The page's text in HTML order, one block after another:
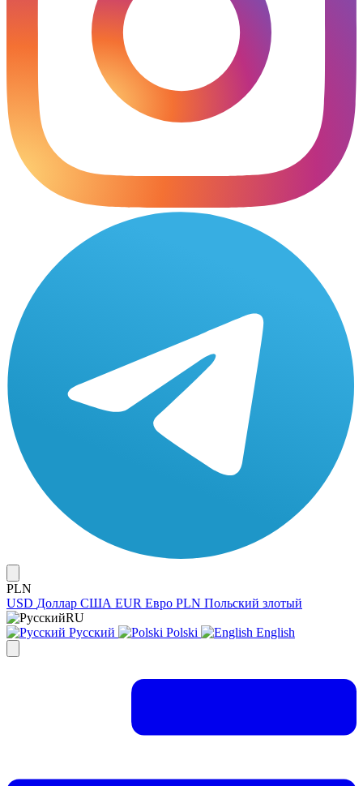
PLN
USD Доллар США EUR Евро PLN Польский злотый
RU
Русский
Polski English